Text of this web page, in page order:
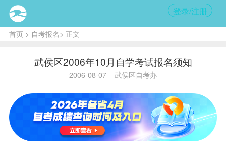
登录/注册
首页> 自考报名> 正文
武侯区2006年10月自学考试报名须知
2006-08-07 武侯区自考办
内
要:领
取座